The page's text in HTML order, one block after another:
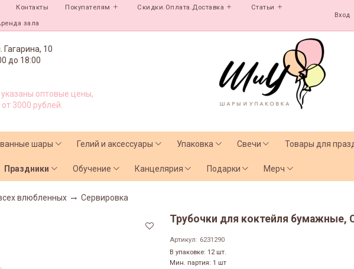
Контакты Покупателям Скидки.Оплата.Доставка Статьи
зала
Вход
Гагарина, 10
до 18:00
оптовые цены,
3000 рублей.
шары Гелий и аксессуары Упаковка Свечи Товары для
Праздники Обучение Канцелярия Подарки Мерч
влюбленных Сервировка
Трубочки для коктейля
Артикул: 6231290
В упаковке: 12 шт.
Мин. партия: 1 шт